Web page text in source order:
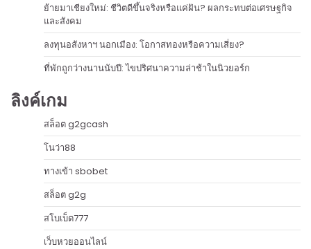
ย้ายมาเชียงใหม่: ชีวิตดีขึ้นจริงหรือแค่ฝัน? ผลกระทบต่อเศรษฐกิจ
และสังคม
ลงทุนอสังหาฯ นอกเมือง: โอกาสทองหรือความเสี่ยง?
ที่พักถูกว่างนานนับปี: ไขปริศนาความล่าช้าในนิวยอร์ก
ลิงค์เกม
สล็อต g2gcash
โนว่า88
ทางเข้า sbobet
สล็อต g2g
สโบเบ็ต777
เว็บหวยออนไลน์